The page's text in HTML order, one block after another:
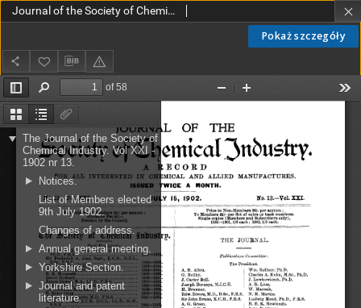
Pokaż szczegóły
Journal of the Society of Chemical Industry vol. 21 no. 13 (1902)